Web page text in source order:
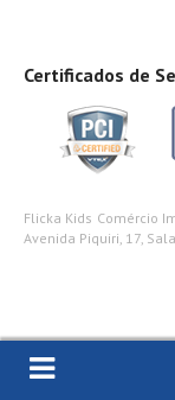
Certificados de
Flicka Kids Comércio
Avenida Piquiri, 17,